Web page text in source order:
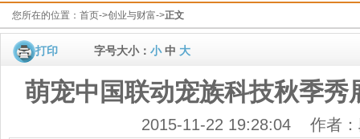
您所在的位置： 首页->创业与财富->正文
打印 字号大小： 小中 大
萌宠中国联动宠族科技秋季秀
2015-11-22 19:28:04 作者：